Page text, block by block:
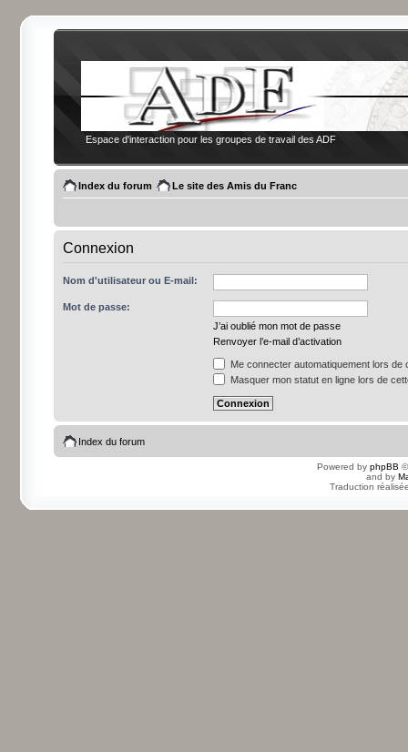
Espace d'interaction pour les groupes de travail des ADF
Index du forum Le site des Amis du Franc
Connexion
Nom d'utilisateur ou E-mail:
Mot de passe:
J’ai oublié mon mot de passe
Renvoyer l’e-mail d’activation
Me connecter automatiquement lors de
Masquer mon statut en ligne lors de
Index du forum
Powered by phpBB
and by
Traduction